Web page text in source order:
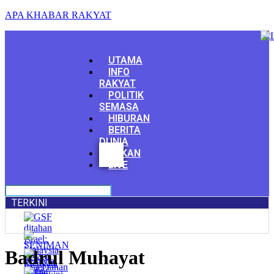
APA KHABAR RAKYAT
Menu
UTAMA
INFO
RAKYAT
POLITIK
SEMASA
HIBURAN
BERITA
DUNIA
SUKAN
LIVE
Facebook
Youtube
TERKINI
Badrul Muhayat